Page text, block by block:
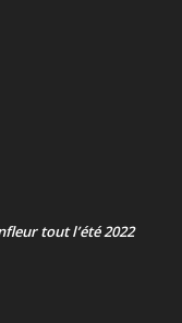
tout l’été 2022